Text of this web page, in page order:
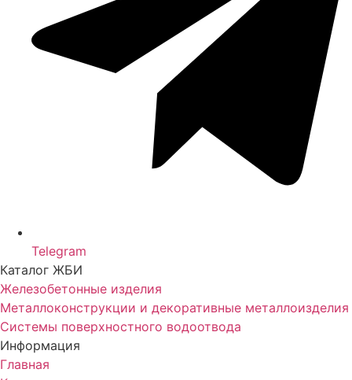
Telegram
Каталог ЖБИ
Железобетонные изделия
Металлоконструкции и декоративные металлоизделия
Системы поверхностного водоотвода
Информация
Главная